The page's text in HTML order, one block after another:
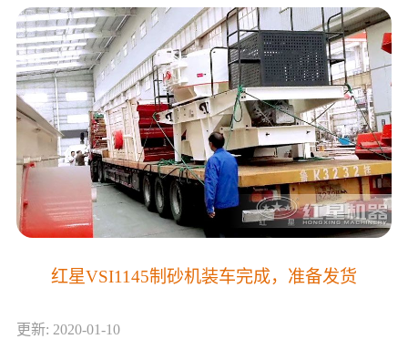
红星VSI1145制砂机装车完成，准备发货
更新: 2020-01-10